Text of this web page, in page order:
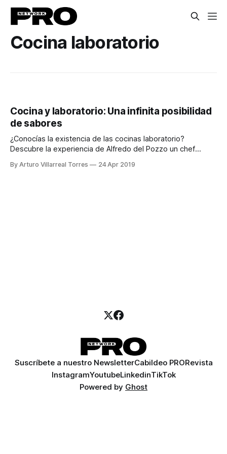
Cocina laboratorio
Cocina y laboratorio: Una infinita posibilidad
de sabores
¿Conocías la existencia de las cocinas laboratorio?
Descubre la experiencia de Alfredo del Pozzo un chef
By Arturo Villarreal Torres 24 Apr 2019
Suscríbete a nuestro NewsletterCabildeo PRORevista
InstagramYoutubeLinkedinTikTok
Powered by Ghost